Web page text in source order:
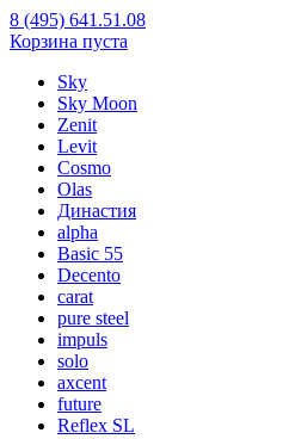
8 (495) 641.51.08
Корзина пуста
Sky
Sky Moon
Zenit
Levit
Cosmo
Olas
Династия
alpha
Basic 55
Decento
carat
pure steel
impuls
solo
axcent
future
Reflex SL